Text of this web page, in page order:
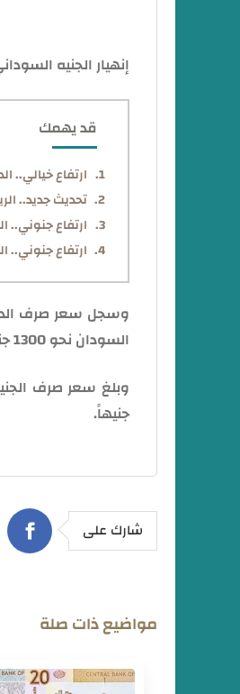
إنهيار الجنيه
قد يهمك
ارتفاع خيالي..
تحديث جديد..
ارتفاع جنوني..
ارتفاع جنوني..
السودان نحو 1300 جنيهاً.
جنيهاً.
شارك على
مواضيع ذات صلة